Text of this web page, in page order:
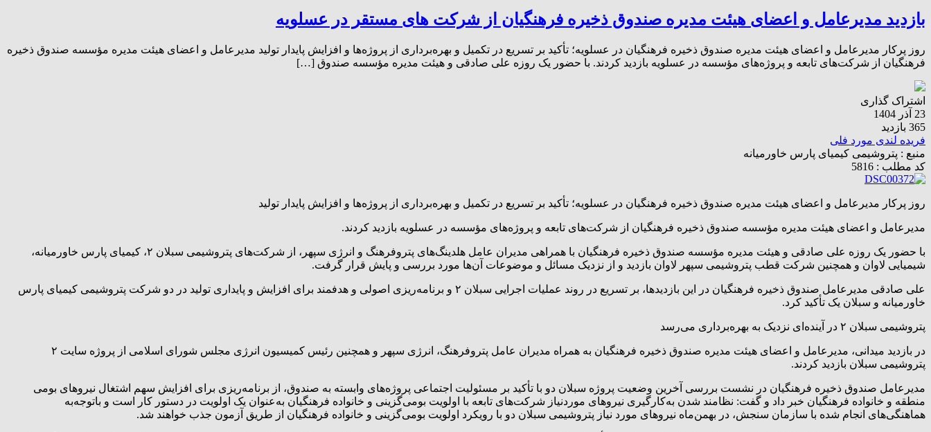
بازدید مدیرعامل و اعضای هیئت مدیره صندوق ذخیره فرهنگیان از شرکت های مستقر در عسلویه
روز پرکار مدیرعامل و اعضای هیئت مدیره صندوق ذخیره فرهنگیان در عسلویه؛ تأکید بر تسریع در تکمیل و بهره‌برداری از پروژه‌ها و افزایش پایدار تولید مدیرعامل و اعضای هیئت مدیره مؤسسه صندوق ذخیره
فرهنگیان از شرکت‌های تابعه و پروژه‌های مؤسسه در عسلویه بازدید کردند. با حضور یک روزه علی صادقی و هیئت مدیره مؤسسه صندوق […]
اشتراک گذاری
23 آذر 1404
365 بازدید
فریده لندی مورد فلی
منبع : پتروشیمی کیمیای پارس خاورمیانه
کد مطلب : 5816
روز پرکار مدیرعامل و اعضای هیئت مدیره صندوق ذخیره فرهنگیان در عسلویه؛ تأکید بر تسریع در تکمیل و بهره‌برداری از پروژه‌ها و افزایش پایدار تولید
مدیرعامل و اعضای هیئت مدیره مؤسسه صندوق ذخیره فرهنگیان از شرکت‌های تابعه و پروژه‌های مؤسسه در عسلویه بازدید کردند.
با حضور یک روزه علی صادقی و هیئت مدیره مؤسسه صندوق ذخیره فرهنگیان با همراهی مدیران عامل هلدینگ‌های پتروفرهنگ و انرژی سپهر، از شرکت‌های پتروشیمی سبلان ۲، کیمیای پارس خاورمیانه،
شیمیایی لاوان و همچنین شرکت قطب پتروشیمی سپهر لاوان بازدید و از نزدیک مسائل و موضوعات آن‌ها مورد بررسی و پایش قرار گرفت.
علی صادقی مدیرعامل صندوق ذخیره فرهنگیان در این بازدیدها، بر تسریع در روند عملیات اجرایی سبلان ۲ و برنامه‌ریزی اصولی و هدفمند برای افزایش و پایداری تولید در دو شرکت پتروشیمی کیمیای پارس
خاورمیانه و سبلان یک تأکید کرد.
پتروشیمی سبلان ۲ در آینده‌ای نزدیک به بهره‌برداری می‌رسد
در بازدید میدانی، مدیرعامل و اعضای هیئت مدیره صندوق ذخیره فرهنگیان به همراه مدیران عامل پتروفرهنگ، انرژی سپهر و همچنین رئیس کمیسیون انرژی مجلس شورای اسلامی از پروژه سایت ۲
پتروشیمی سبلان بازدید کردند.
مدیرعامل صندوق ذخیره فرهنگیان در نشست بررسی آخرین وضعیت پروژه سبلان دو با تأکید بر مسئولیت اجتماعی پروژه‌های وابسته به صندوق، از برنامه‌ریزی برای افزایش سهم اشتغال نیروهای بومی
منطقه و خانواده فرهنگیان خبر داد و گفت: نظامند شدن به‌کارگیری نیروهای موردنیاز شرکت‌های تابعه با اولویت بومی‌گزینی و خانواده فرهنگیان به‌عنوان یک اولویت در دستور کار است و باتوجه‌به
هماهنگی‌های انجام شده با سازمان سنجش، در بهمن‌ماه نیروهای مورد نیاز پتروشیمی سبلان دو با رویکرد اولویت بومی‌گزینی و خانواده فرهنگیان از طریق آزمون جذب خواهند شد.